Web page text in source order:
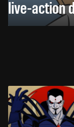
live-action